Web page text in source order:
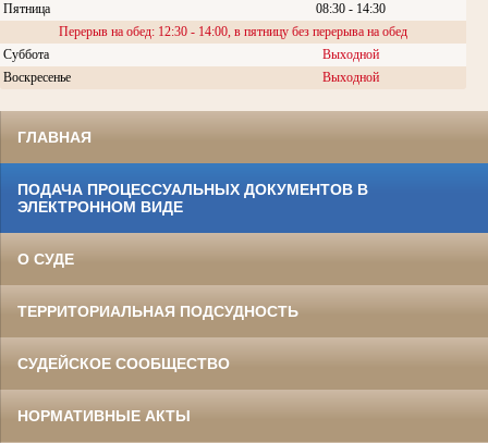
Пятница
08:30 - 14:30
Перерыв на обед: 12:30 - 14:00, в пятницу без перерыва на обед
Суббота
Выходной
Воскресенье
Выходной
ГЛАВНАЯ
ПОДАЧА ПРОЦЕССУАЛЬНЫХ ДОКУМЕНТОВ В
ЭЛЕКТРОННОМ ВИДЕ
О СУДЕ
ТЕРРИТОРИАЛЬНАЯ ПОДСУДНОСТЬ
СУДЕЙСКОЕ СООБЩЕСТВО
НОРМАТИВНЫЕ АКТЫ